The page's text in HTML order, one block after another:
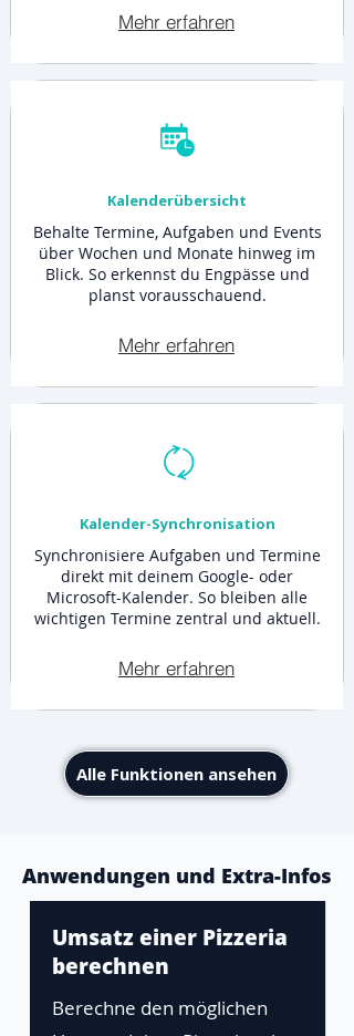
Mehr erfahren
Kalenderübersicht
Behalte Termine, Aufgaben und Events
über Wochen und Monate hinweg im
Blick. So erkennst du Engpässe und
planst vorausschauend.
Mehr erfahren
Kalender-Synchronisation
Synchronisiere Aufgaben und Termine
direkt mit deinem Google- oder
Microsoft-Kalender. So bleiben alle
wichtigen Termine zentral und aktuell.
Mehr erfahren
Alle Funktionen ansehen
Anwendungen und Extra-Infos
Umsatz einer Pizzeria
berechnen
Berechne den möglichen